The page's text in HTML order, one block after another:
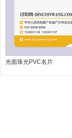
光面珠光PVC名片